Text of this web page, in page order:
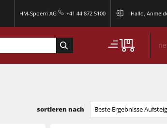
HM-Spoerri AG +41 44 872 5100 Hallo,
sortieren nach Beste Ergebnisse